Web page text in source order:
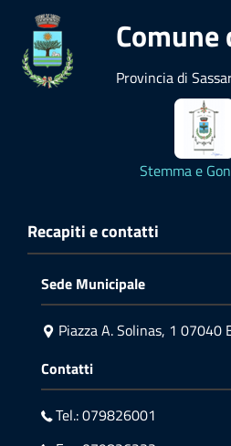
Comune
Provincia di
Stemma e
Recapiti e contatti
Sede Municipale
Piazza A. Solinas, 1 07040
Contatti
Tel.: 079826001